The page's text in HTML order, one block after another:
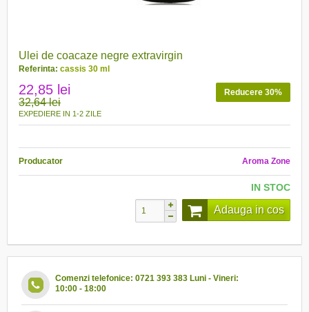
Ulei de coacaze negre extravirgin
Referinta: cassis 30 ml
Reducere 30%
22,85 lei
32,64 lei
EXPEDIERE IN 1-2 ZILE
Producator Aroma Zone
IN STOC
Adauga in cos
Comenzi telefonice: 0721 393 383 Luni - Vineri:
10:00 - 18:00